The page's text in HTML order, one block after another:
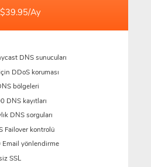
$39.95/Ay
DNS sunucuları
DDoS koruması
bölgeleri
DNS kayıtları
DNS sorguları
Failover kontrolü
Email yönlendirme
SSL